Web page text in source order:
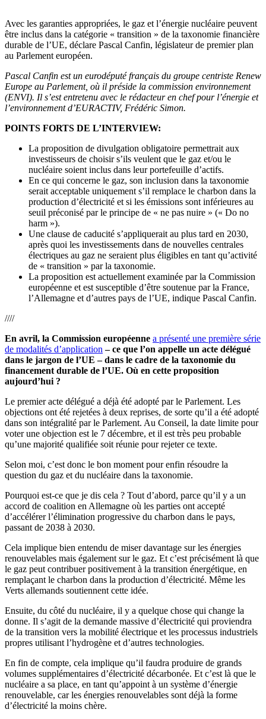
Avec les garanties appropriées, le gaz et l’énergie nucléaire peuvent
être inclus dans la catégorie « transition » de la taxonomie financière
durable de l’UE, déclare Pascal Canfin, législateur de premier plan
au Parlement européen.
Pascal Canfin est un eurodéputé français du groupe centriste Renew
Europe au Parlement, où il préside la commission environnement
(ENVI). Il s’est entretenu avec le rédacteur en chef pour l’énergie et
l’environnement d’EURACTIV, Frédéric Simon.
POINTS FORTS DE L’INTERVIEW:
La proposition de divulgation obligatoire permettrait aux
investisseurs de choisir s’ils veulent que le gaz et/ou le
nucléaire soient inclus dans leur portefeuille d’actifs.
En ce qui concerne le gaz, son inclusion dans la taxonomie
serait acceptable uniquement s’il remplace le charbon dans la
production d’électricité et si les émissions sont inférieures au
seuil préconisé par le principe de « ne pas nuire » (« Do no
harm »).
Une clause de caducité s’appliquerait au plus tard en 2030,
après quoi les investissements dans de nouvelles centrales
électriques au gaz ne seraient plus éligibles en tant qu’activité
de « transition » par la taxonomie.
La proposition est actuellement examinée par la Commission
européenne et est susceptible d’être soutenue par la France,
l’Allemagne et d’autres pays de l’UE, indique Pascal Canfin.
////
En avril, la Commission européenne a présenté une première série
de modalités d’application – ce que l’on appelle un acte délégué
dans le jargon de l’UE – dans le cadre de la taxonomie du
financement durable de l’UE. Où en cette proposition
aujourd’hui ?
Le premier acte délégué a déjà été adopté par le Parlement. Les
objections ont été rejetées à deux reprises, de sorte qu’il a été adopté
dans son intégralité par le Parlement. Au Conseil, la date limite pour
voter une objection est le 7 décembre, et il est très peu probable
qu’une majorité qualifiée soit réunie pour rejeter ce texte.
Selon moi, c’est donc le bon moment pour enfin résoudre la
question du gaz et du nucléaire dans la taxonomie.
Pourquoi est-ce que je dis cela ? Tout d’abord, parce qu’il y a un
accord de coalition en Allemagne où les parties ont accepté
d’accélérer l’élimination progressive du charbon dans le pays,
passant de 2038 à 2030.
Cela implique bien entendu de miser davantage sur les énergies
renouvelables mais également sur le gaz. Et c’est précisément là que
le gaz peut contribuer positivement à la transition énergétique, en
remplaçant le charbon dans la production d’électricité. Même les
Verts allemands soutiennent cette idée.
Ensuite, du côté du nucléaire, il y a quelque chose qui change la
donne. Il s’agit de la demande massive d’électricité qui proviendra
de la transition vers la mobilité électrique et les processus industriels
propres utilisant l’hydrogène et d’autres technologies.
En fin de compte, cela implique qu’il faudra produire de grands
volumes supplémentaires d’électricité décarbonée. Et c’est là que le
nucléaire a sa place, en tant qu’appoint à un système d’énergie
renouvelable, car les énergies renouvelables sont déjà la forme
d’électricité la moins chère.